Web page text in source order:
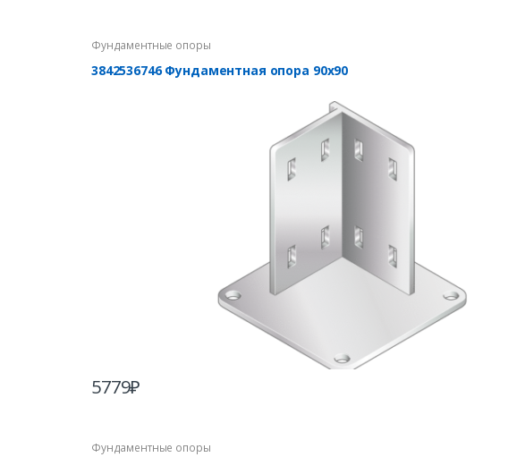
Фундаментные опоры
3842536746 Фундаментная опора 90х90
5779₽
Фундаментные опоры